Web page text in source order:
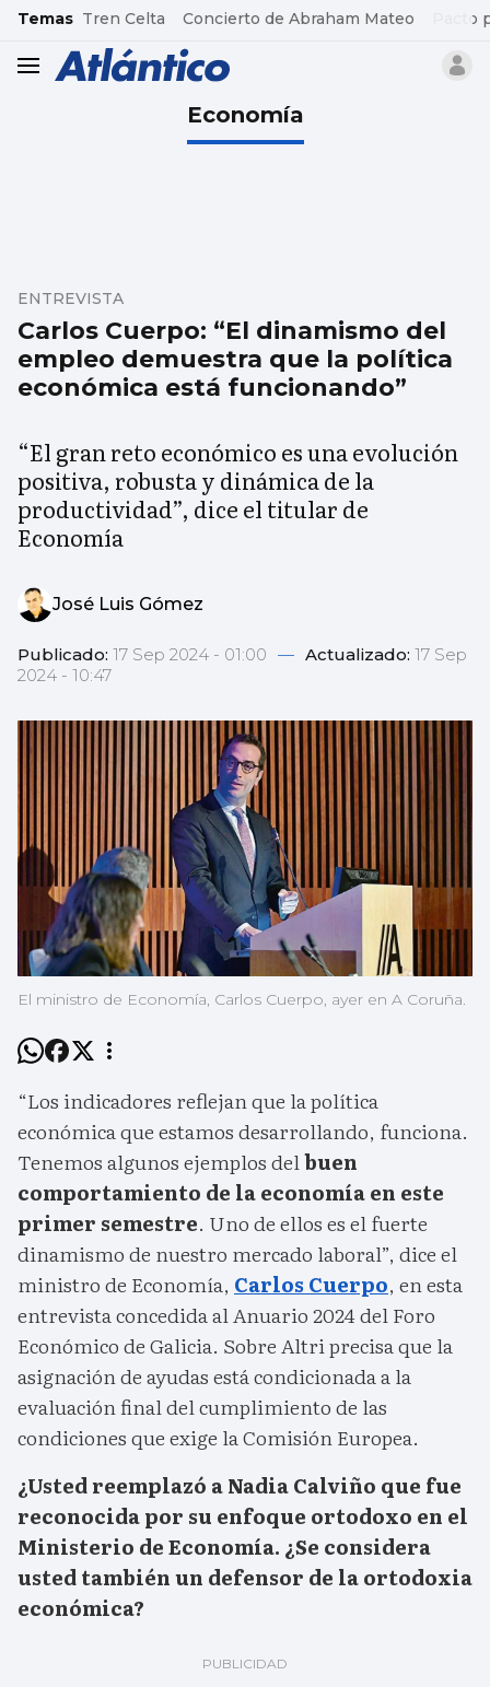
common.go-to-content
Temas Tren Celta Concierto de Abraham Mateo Pacto
header.menu.open
Economía
Carlos Cuerpo: “El dinamismo del
empleo demuestra que la política
económica está funcionando”
ENTREVISTA
“El gran reto económico es una evolución
positiva, robusta y dinámica de la
productividad”, dice el titular de
Economía
José Luis Gómez
Publicado: 17 Sep 2024 - 01:00 — Actualizado: 17 Sep
2024 - 10:47
El ministro de Economía, Carlos Cuerpo, ayer en A Coruña.
“Los indicadores reflejan que la política
económica que estamos desarrollando, funciona.
Tenemos algunos ejemplos delbuen
comportamiento de la economía en este
primer semestre. Uno de ellos es el fuerte
dinamismo de nuestro mercado laboral”, dice el
ministro de Economía, Carlos Cuerpo, en esta
entrevista concedida al Anuario 2024 del Foro
Económico de Galicia. Sobre Altri precisa que la
asignación de ayudas está condicionada a la
evaluación final del cumplimiento de las
condiciones que exige la Comisión Europea.
¿Usted reemplazó a Nadia Calviño que fue
reconocida por su enfoque ortodoxo en el
Ministerio de Economía. ¿Se considera
usted también un defensor de la ortodoxia
económica?